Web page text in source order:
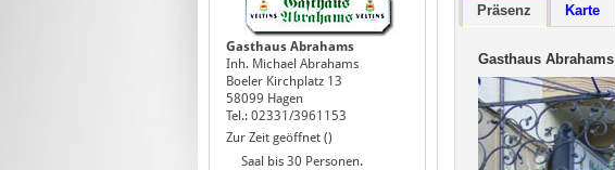
Gasthaus Abrahams
Inh. Michael Abrahams
Boeler Kirchplatz 13
58099 Hagen
Tel.: 02331/3961153
Zur Zeit geöffnet ()
Saal bis 30 Personen.
Präsenz Karte
Gasthaus Abrahams